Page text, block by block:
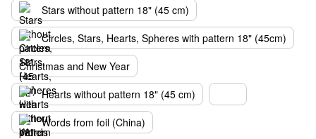
Stars without pattern 18" (45 cm)
Circles, Stars, Hearts, Spheres with pattern 18" (45cm)
Christmas and New Year
Hearts without pattern 18" (45 cm)
Words from foil (China)